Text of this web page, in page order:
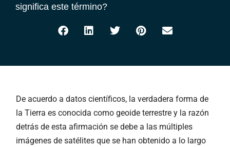
significa este término?
De acuerdo a datos científicos, la verdadera forma de
la Tierra es conocida como geoide terrestre y la razón
detrás de esta afirmación se debe a las múltiples
imágenes de satélites que se han obtenido a lo largo